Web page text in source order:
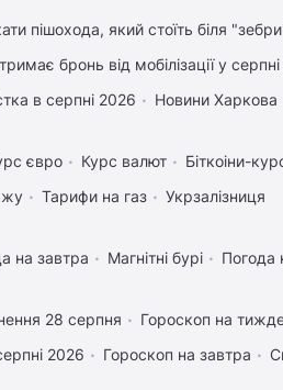
пішохода, який стоїть біля
бронь від мобілізації у
в серпні 2026 Новини Харкова
євро Курс валют Біткоіни-
Тарифи на газ Укрзалізниця
на завтра Магнітні бурі Погода
28 серпня Гороскоп на
2026
Гороскоп на завтра